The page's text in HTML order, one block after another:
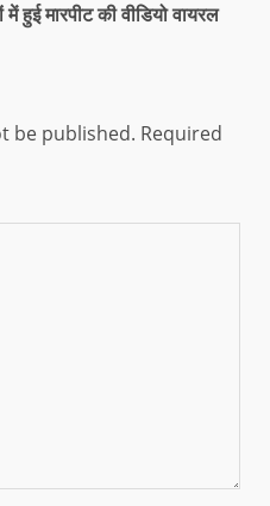
मारपीट की वीडियो वायरल
be published. Required